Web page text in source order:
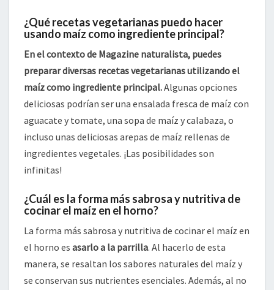
¿Qué recetas vegetarianas puedo hacer
usando maíz como ingrediente principal?
En el contexto de Magazine naturalista, puedes
preparar diversas recetas vegetarianas utilizando el
maíz como ingrediente principal.Algunas opciones
deliciosas podrían ser una ensalada fresca de maíz con
aguacate y tomate, una sopa de maíz y calabaza, o
incluso unas deliciosas arepas de maíz rellenas de
ingredientes vegetales. ¡Las posibilidades son
infinitas!
¿Cuál es la forma más sabrosa y nutritiva de
cocinar el maíz en el horno?
La forma más sabrosa y nutritiva de cocinar el maíz en
el horno es asarlo a la parrilla. Al hacerlo de esta
manera, se resaltan los sabores naturales del maíz y
se conservan sus nutrientes esenciales. Además, al no